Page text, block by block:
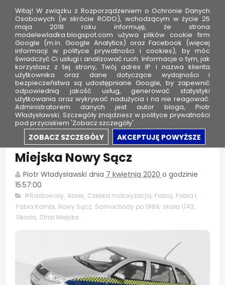
a
Skoda Fabia I Kombi - Straż
Miejska Nowy Sącz
Piotr Władysławski dnia 7 kwietnia 2020 o godzinie
15:57:00
#Radiowozy, Abrex, Czeska motoryzacja, Fabia, Fabia I,
Fabia Kombi, Nowy Sącz, Samochody po 1989, skala 1/43,
Skoda, Straż Miejska
Witaj! W związku z Rozporządzeniem o Ochronie Danych
Osobowych (w skrócie RODO), wchodzącym w życie 25
maja 2018 roku informuję, że strona
modelewladka.blogspot.com używa plików cookie firm
Google (m.in. Google Analytics) oraz Facebook (więcej
informacji w polityce prywatności i cookies), by móc
świadczyć Ci usługi i analizować ruch. Informacje o tym, jak
korzystasz z tej strony, Twój adres IP i nazwa klienta
użytkownika oraz dane dotyczące wydajności i
bezpieczeństwa są udostępniane Google, by zapewnić
odpowiednią jakość usług, generować statystyki
użytkowania oraz wykrywać nadużycia i na nie reagować.
Administratorem danych jest autor bloga, Piotr
Władysławski. Szczegóły znajdziesz w polityce prywatności
pod przyciskiem 'Zobacz szczegóły'.
ZOBACZ SZCZEGÓŁY AKCEPTUJĘ POWYŻSZE